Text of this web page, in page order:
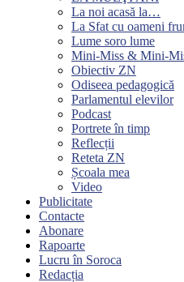
La noi acasă la…
La Sfat cu oameni
Lume soro lume
Mini-Miss & Mini-
Obiectiv ZN
Odiseea pedagogică
Parlamentul elevilor
Podcast
Portrete în timp
Reflecții
Reteta ZN
Școala mea
Video
Publicitate
Contacte
Abonare
Rapoarte
Lucru în Soroca
Redacția